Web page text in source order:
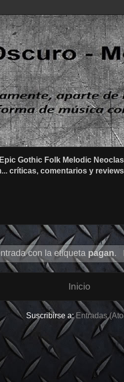
Gothic Folk Melodic
críticas, comentarios y
con la etiqueta pagan.
Inicio
Suscribirse a:Entradas